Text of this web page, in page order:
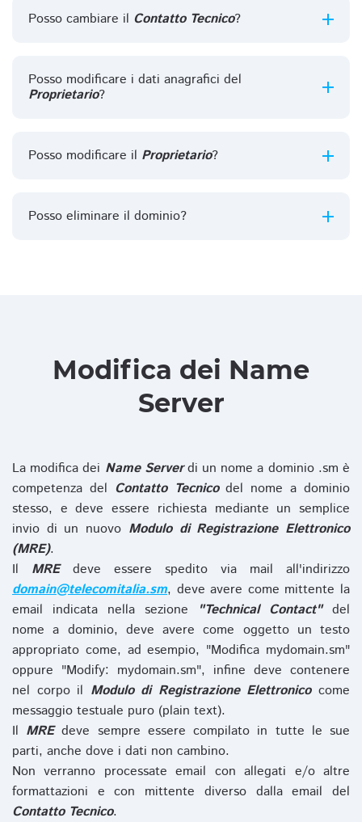
Posso cambiare il Contatto Tecnico?
Posso modificare i dati anagrafici del
Proprietario?
Posso modificare il Proprietario?
Posso eliminare il dominio?
Modifica dei Name
Server
La modifica dei Name Serverdi un nome a dominio .sm è
competenza del Contatto Tecnicodel nome a dominio
stesso, e deve essere richiesta mediante un semplice
invio di un nuovo Modulo di Registrazione Elettronico
(MRE).
Il MREdeve essere spedito via mail all'indirizzo
domain@telecomitalia.sm, deve avere come mittente la
email indicata nella sezione
"Technical Contact"del
nome a dominio, deve avere come oggetto un testo
appropriato come, ad esempio, "Modifica mydomain.sm"
oppure "Modify: mydomain.sm", infine deve contenere
nel corpo il Modulo di Registrazione Elettronicocome
messaggio testuale puro (plain text).
Il MREdeve sempre essere compilato in tutte le sue
parti, anche dove i dati non cambino.
Non verranno processate email con allegati e/o altre
formattazioni e con mittente diverso dalla email del
Contatto Tecnico.